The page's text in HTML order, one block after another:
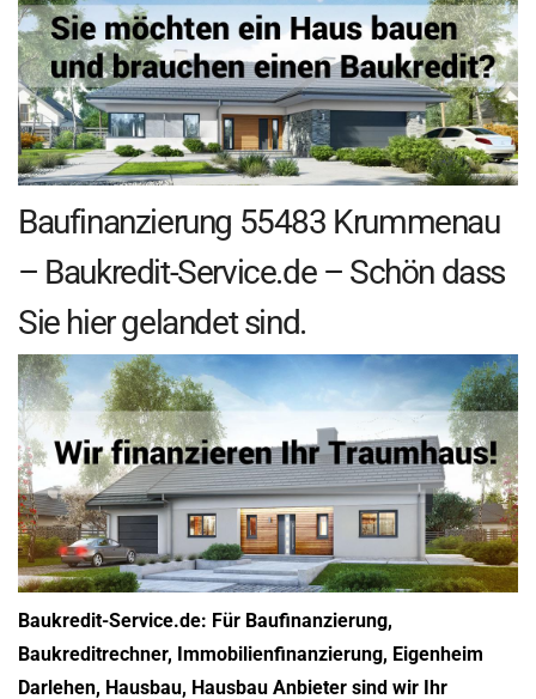
Baufinanzierung 55483 Krummenau
– Baukredit-Service.de – Schön dass
Sie hier gelandet sind.
Baukredit-Service.de: Für Baufinanzierung,
Baukreditrechner, Immobilienfinanzierung, Eigenheim
Darlehen, Hausbau, Hausbau Anbieter sind wir Ihr